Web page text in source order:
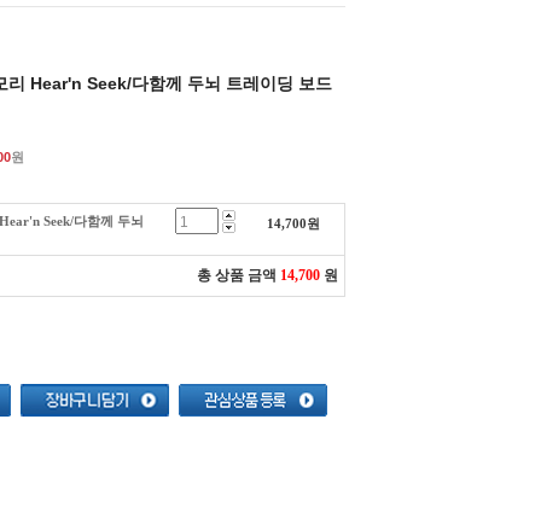
리 Hear'n Seek/다함께 두뇌 트레이딩 보드
원
Seek/다함께 두뇌 14,700원
총 상품 금액 14,700 원